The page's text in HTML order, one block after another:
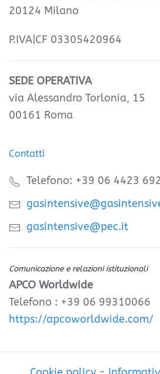
20124 Milano
P.IVA|CF 03305420964
SEDE OPERATIVA
via Alessandro Torlonia, 15
00161 Roma
Contatti
Telefono: +39 06 4423
gasintensive@pec.it
Comunicazione e relazioni istituzionali
APCO Worldwide
Telefono : +39 06 99310066
https://apcoworldwide.com/